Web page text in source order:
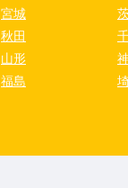
宮城
秋田
山形
福島